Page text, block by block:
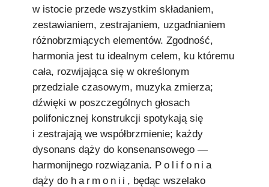
w istocie przede wszystkim składaniem,
zestawianiem, zestrajaniem, uzgadnianiem
różnobrzmiących elementów. Zgodność,
harmonia jest tu idealnym celem, ku któremu
cała, rozwijająca się w określonym
przedziale czasowym, muzyka zmierza;
dźwięki w poszczególnych głosach
polifonicznej konstrukcji spotykają się
i zestrajają we współbrzmienie; każdy
dysonans dąży do konsenansowego —
harmonijnego rozwiązania. Polifonia
dąży do harmonii , będąc wszelako